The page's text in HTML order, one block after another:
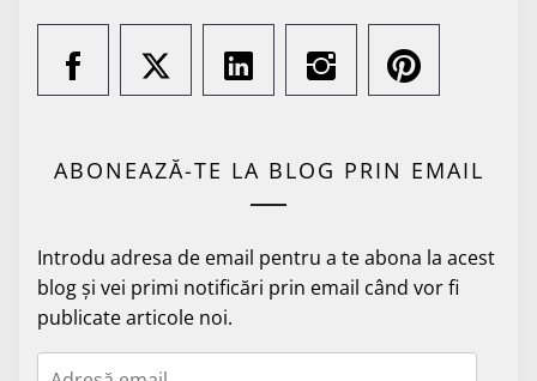
ABONEAZĂ-TE LA BLOG PRIN EMAIL
Introdu adresa de email pentru a te abona la acest
blog și vei primi notificări prin email când vor fi
publicate articole noi.
Adresă